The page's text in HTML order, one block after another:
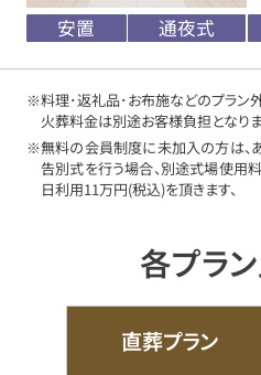
安置 通夜式
※料理･返礼品･お布施などのプラン
火葬料金は別途お客様負担となりま
※無料の会員制度に未加入の方は、
告別式を行う場合、別途式場使用
日利用11万円(税込)を頂きます、
各プラ
直葬プラン